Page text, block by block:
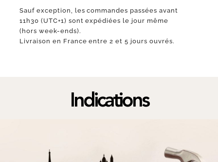
Sauf exception, les commandes passées avant
11h30 (UTC+1) sont expédiées le jour même
(hors week-ends).
Livraison en France entre 2 et 5 jours ouvrés.
Indications